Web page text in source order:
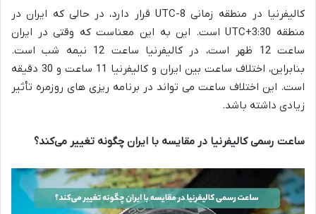
کالیفرنیا در منطقه زمانی UTC-8
قرار دارد، در حالی که ایران در
منطقه UTC+3:30 است. این به این معناست که وقتی در ایران
ساعت 12 ظهر است، در کالیفرنیا ساعت 12 نیمه شب است.
بنابراین، اختلاف ساعت بین ایران و کالیفرنیا 11 ساعت و 30 دقیقه
است. این اختلاف ساعت می ‌تواند در برنامه‌ ریزی ‌های روزمره تأثیر
زیادی داشته باشد.
ساعت رسمی کالیفرنیا در مقایسه با ایران چگونه تغییر می‌کند؟